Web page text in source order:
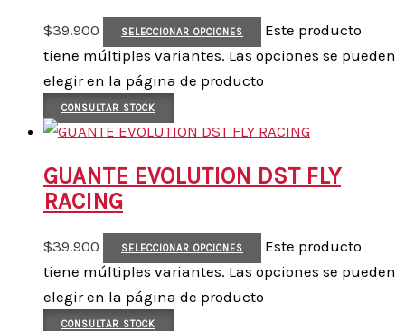
$39.900 SELECCIONAR OPCIONES
Este producto
tiene múltiples variantes. Las opciones se pueden
elegir en la página de producto
CONSULTAR STOCK
GUANTE EVOLUTION DST FLY
RACING
$39.900 SELECCIONAR OPCIONES
Este producto
tiene múltiples variantes. Las opciones se pueden
elegir en la página de producto
CONSULTAR STOCK